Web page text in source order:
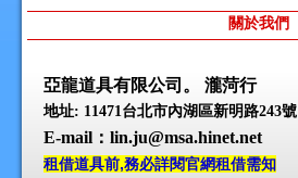
關於我們
亞龍道具有限公司。 瀧菏行
地址: 11471台北市內湖區新明路243號
E-mail ：lin.ju@msa.hinet.net
租借道具前,務必詳閱官網租借需知